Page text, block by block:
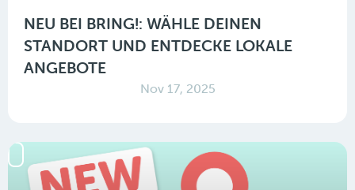
NEU BEI BRING!: WÄHLE DEINEN
STANDORT UND ENTDECKE LOKALE
ANGEBOTE
Nov 17, 2025